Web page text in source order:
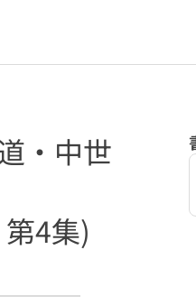
・中世
4集)